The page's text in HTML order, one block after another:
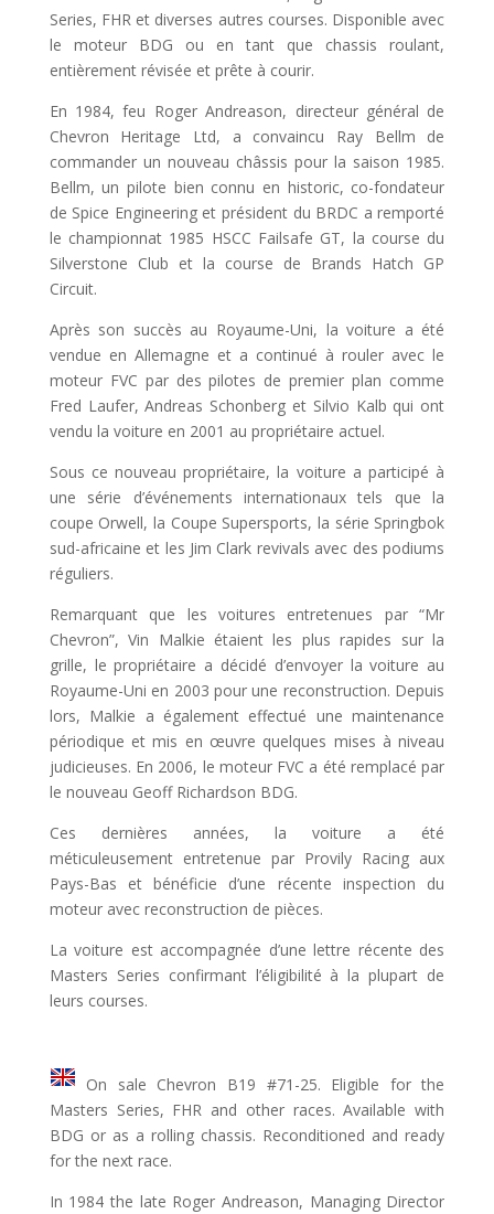
Series, FHR et diverses autres courses. Disponible avec
le moteur BDG ou en tant que chassis roulant,
entièrement révisée et prête à courir.
En 1984, feu Roger Andreason, directeur général de
Chevron Heritage Ltd, a convaincu Ray Bellm de
commander un nouveau châssis pour la saison 1985.
Bellm, un pilote bien connu en historic, co-fondateur
de Spice Engineering et président du BRDC a remporté
le championnat 1985 HSCC Failsafe GT, la course du
Silverstone Club et la course de Brands Hatch GP
Circuit.
Après son succès au Royaume-Uni, la voiture a été
vendue en Allemagne et a continué à rouler avec le
moteur FVC par des pilotes de premier plan comme
Fred Laufer, Andreas Schonberg et Silvio Kalb qui ont
vendu la voiture en 2001 au propriétaire actuel.
Sous ce nouveau propriétaire, la voiture a participé à
une série d’événements internationaux tels que la
coupe Orwell, la Coupe Supersports, la série Springbok
sud-africaine et les Jim Clark revivals avec des podiums
réguliers.
Remarquant que les voitures entretenues par “Mr
Chevron”, Vin Malkie étaient les plus rapides sur la
grille, le propriétaire a décidé d’envoyer la voiture au
Royaume-Uni en 2003 pour une reconstruction. Depuis
lors, Malkie a également effectué une maintenance
périodique et mis en œuvre quelques mises à niveau
judicieuses. En 2006, le moteur FVC a été remplacé par
le nouveau Geoff Richardson BDG.
Ces dernières années, la voiture a été
méticuleusement entretenue par Provily Racing aux
Pays-Bas et bénéficie d’une récente inspection du
moteur avec reconstruction de pièces.
La voiture est accompagnée d’une lettre récente des
Masters Series confirmant l’éligibilité à la plupart de
leurs courses.
On sale Chevron B19 #71-25. Eligible for the
Masters Series, FHR and other races. Available with
BDG or as a rolling chassis. Reconditioned and ready
for the next race.
In 1984 the late Roger Andreason, Managing Director